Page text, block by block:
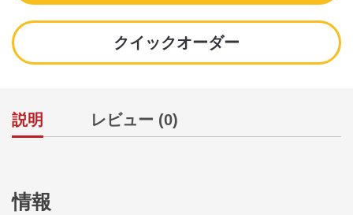
クイックオーダー
説明 レビュー (0)
情報